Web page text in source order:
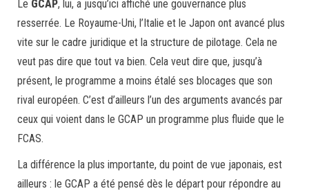
Le GCAP, lui, a jusqu’ici affiché une gouvernance plus
resserrée. Le Royaume-Uni, l’Italie et le Japon ont avancé plus
vite sur le cadre juridique et la structure de pilotage. Cela ne
veut pas dire que tout va bien. Cela veut dire que, jusqu’à
présent, le programme a moins étalé ses blocages que son
rival européen. C’est d’ailleurs l’un des arguments avancés par
ceux qui voient dans le GCAP un programme plus fluide que le
FCAS.
La différence la plus importante, du point de vue japonais, est
ailleurs : le GCAP a été pensé dès le départ pour répondre au